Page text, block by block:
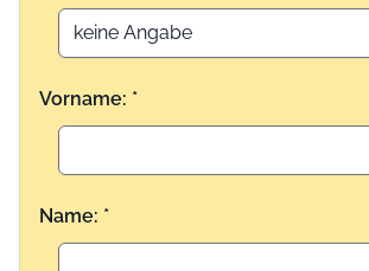
Vorname: *
Name: *